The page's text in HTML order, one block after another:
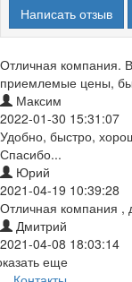
Написать отзыв
Отличная компания.
приемлемые цены,
Максим
2022-01-30 15:31:07
Удобно, быстро,
Спасибо...
Юрий
2021-04-19 10:39:28
Отличная компания ,
Дмитрий
2021-04-08 18:03:14
еще